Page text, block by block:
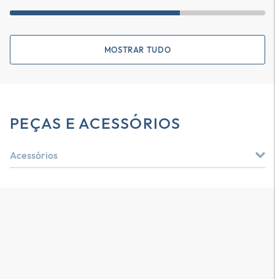
MOSTRAR TUDO
PEÇAS E ACESSÓRIOS
Acessórios